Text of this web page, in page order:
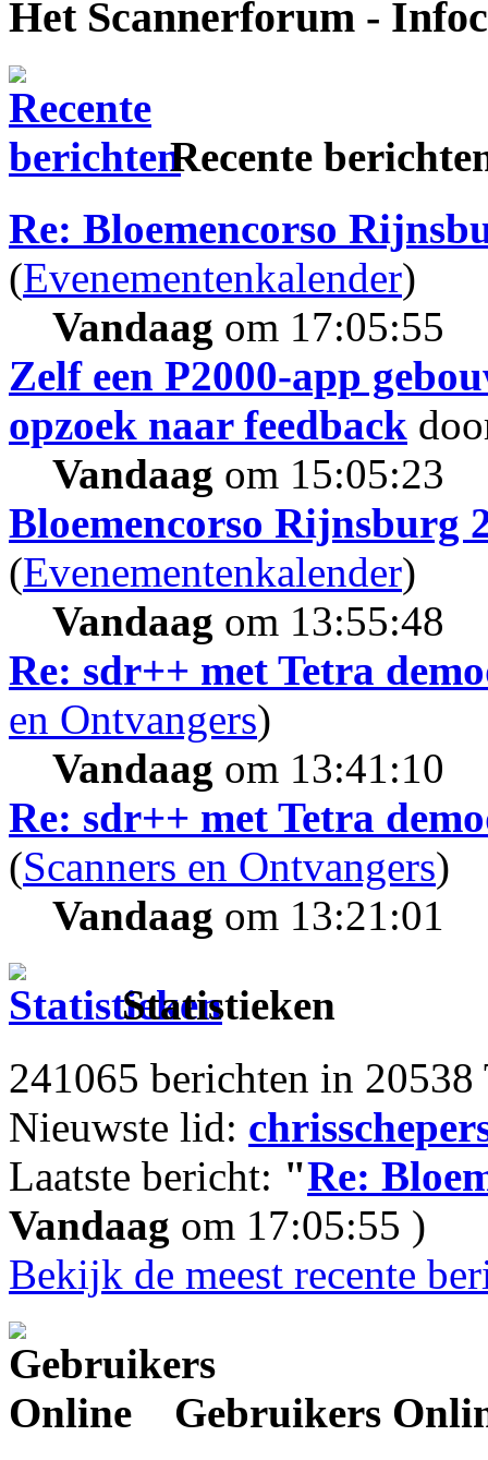
Het Scannerforum -
Recente
Re: Bloemencorso
(Evenementenkalender)
Vandaag om 17:05:55
Zelf een P2000-app
opzoek naar feedback
Vandaag om 15:05:23
Bloemencorso Rijnsburg
(Evenementenkalender)
Vandaag om 13:55:48
Re: sdr++ met Tetra
en Ontvangers)
Vandaag om 13:41:10
Re: sdr++ met Tetra
(Scanners en Ontvangers)
Vandaag om 13:21:01
Statistieken
241065 berichten in
Nieuwste lid:
Laatste bericht: "Re:
Vandaag om 17:05:55 )
Bekijk de meest recente
Gebruikers